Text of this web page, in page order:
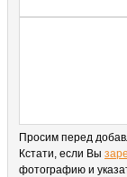
Просим перед
Кстати, если Вы
фотографию и